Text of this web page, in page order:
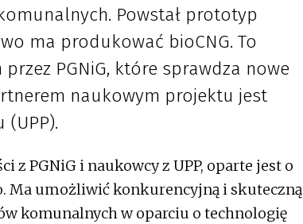
Powstał prototyp
ma produkować bioCNG. To
PGNiG, które sprawdza nowe
naukowym projektu jest
z PGNiG i naukowcy z UPP, oparte jest o
Ma umożliwić konkurencyjną i skuteczną
komunalnych w oparciu o technologię